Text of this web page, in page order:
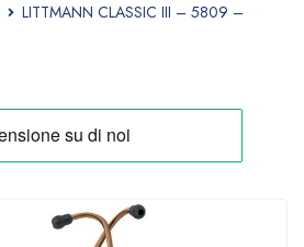
LITTMANN CLASSIC III – 5809 –